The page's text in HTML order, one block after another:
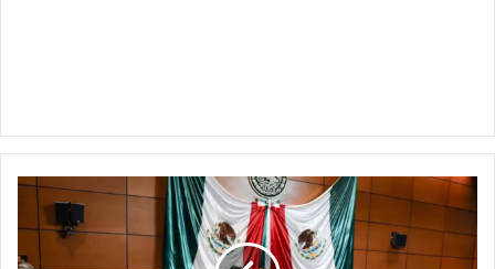
Avalan
reforma:
trabajadores
que